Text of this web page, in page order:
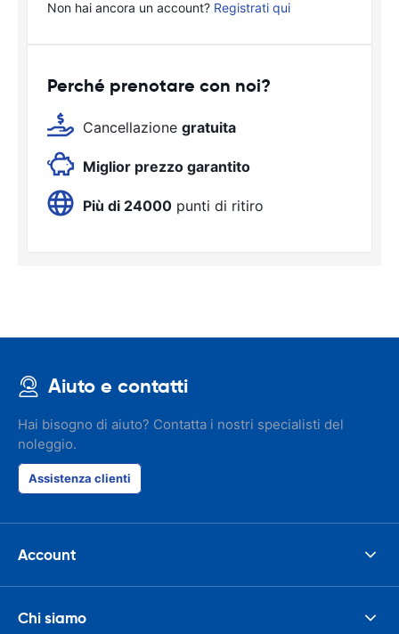
Non hai ancora un account? Registrati qui
Perché prenotare con noi?
Cancellazione gratuita
Miglior prezzo garantito
Più di 24000 punti di ritiro
Aiuto e contatti
Hai bisogno di aiuto? Contatta i nostri specialisti del
noleggio.
Assistenza clienti
Account
Chi siamo